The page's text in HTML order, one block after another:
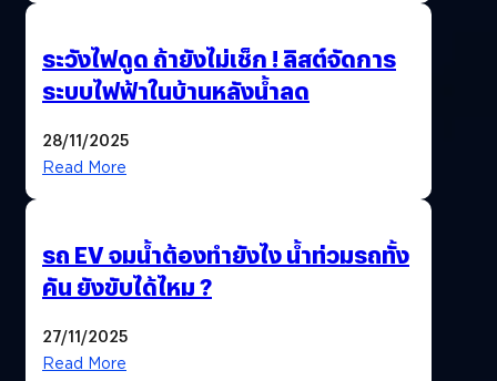
ระวังไฟดูด ถ้ายังไม่เช็ก ! ลิสต์จัดการ
ระบบไฟฟ้าในบ้านหลังน้ำลด
28/11/2025
Read More
รถ EV จมน้ำต้องทำยังไง น้ำท่วมรถทั้ง
คัน ยังขับได้ไหม ?
27/11/2025
Read More